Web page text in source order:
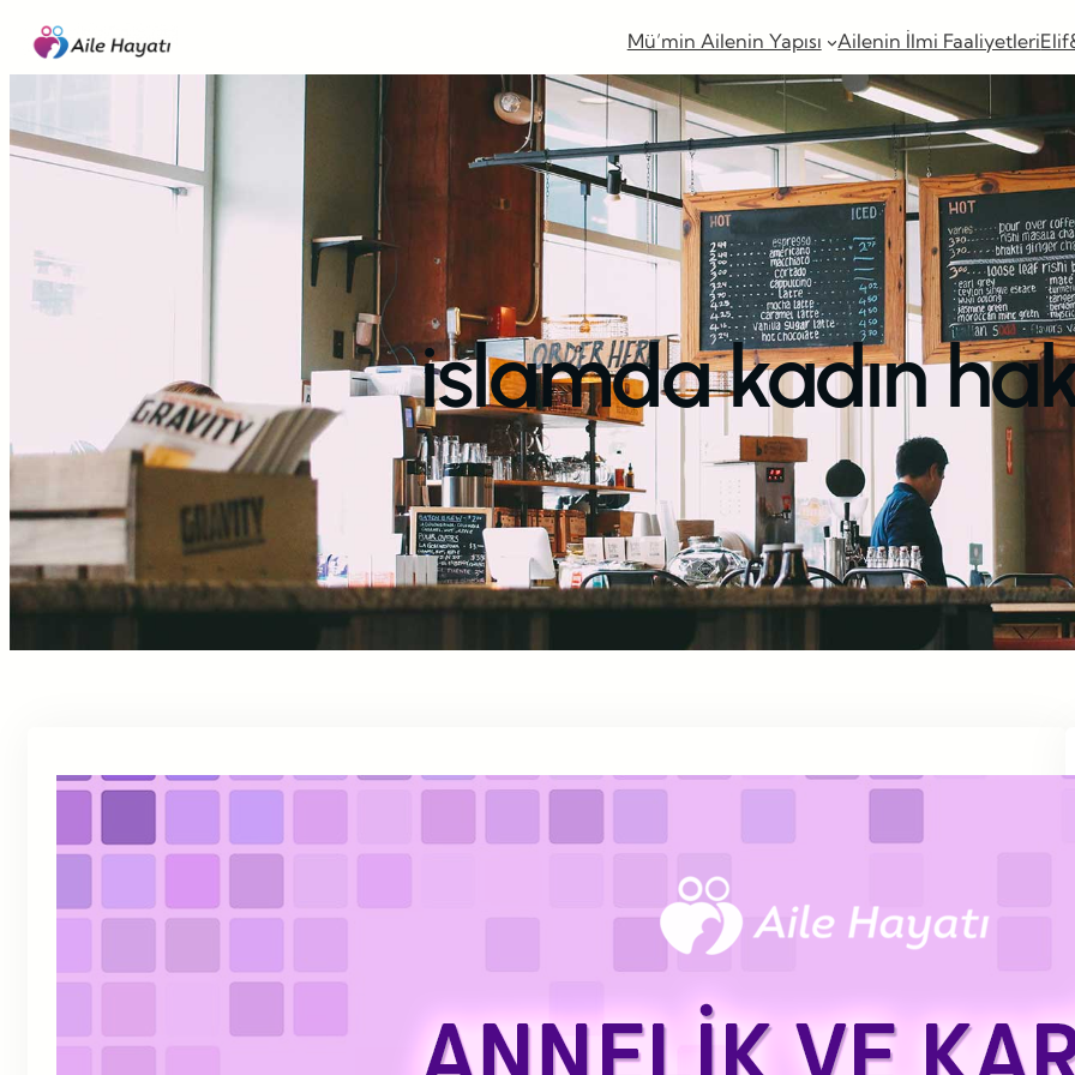
İçeriğe
geç
Mü’min Ailenin Yapısı Ailenin İlmi Faaliyetleri
islamda kadın